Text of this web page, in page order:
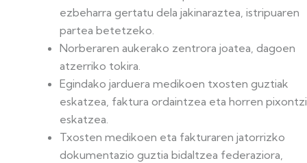
ezbeharra gertatu dela jakinaraztea, istripuaren
partea betetzeko.
Norberaren aukerako zentrora joatea, dagoen
atzerriko tokira.
Egindako jarduera medikoen txosten guztiak
eskatzea, faktura ordaintzea eta horren
eskatzea.
Txosten medikoen eta fakturaren jatorrizko
dokumentazio guztia bidaltzea federaziora,